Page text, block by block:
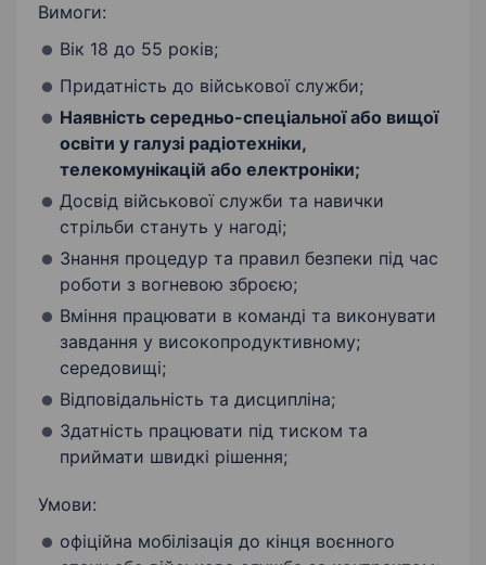
Вимоги:
Вік 18 до 55 років;
Придатність до військової служби;
Наявність середньо-спеціальної або вищої
освіти у галузі радіотехніки,
телекомунікацій або електроніки;
Досвід військової служби та навички
стрільби стануть у нагоді;
Знання процедур та правил безпеки під час
роботи з вогневою зброєю;
Вміння працювати в команді та виконувати
завдання у високопродуктивному;
середовищі;
Відповідальність та дисципліна;
Здатність працювати під тиском та
приймати швидкі рішення;
Умови:
офіційна мобілізація до кінця воєнного